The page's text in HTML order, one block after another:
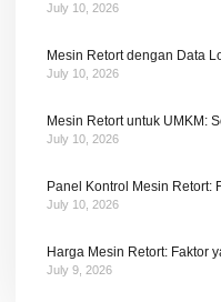
July 10, 2026
Mesin Retort dengan Data
July 10, 2026
Mesin Retort untuk UMKM:
July 10, 2026
Panel Kontrol Mesin Retort:
July 10, 2026
Harga Mesin Retort: Faktor
July 9, 2026